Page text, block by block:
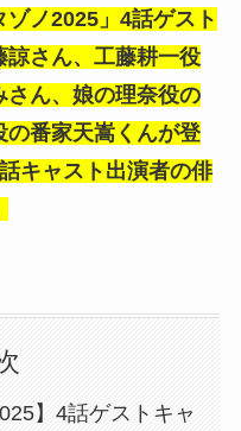
ノ2025」4話ゲスト
諒さん、工藤耕一役
ん、娘の理奈役の
の番家天嵩くんが登
キャスト出演者の俳
】4話ゲストキャ